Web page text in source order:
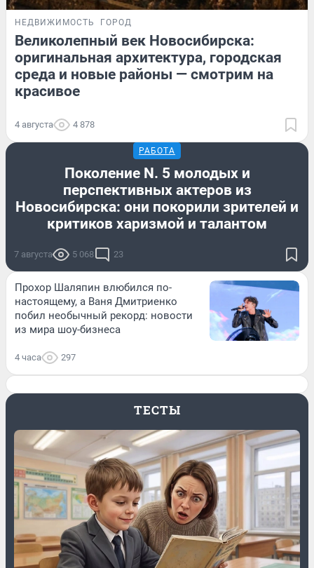
НЕДВИЖИМОСТЬ ГОРОД
Великолепный век Новосибирска:
оригинальная архитектура, городская
среда и новые районы — смотрим на
красивое
4 августа 4 878
РАБОТА
Поколение N. 5 молодых и
перспективных актеров из
Новосибирска: они покорили зрителей и
критиков харизмой и талантом
7 августа 5 068 23
Прохор Шаляпин влюбился по-
настоящему, а Ваня Дмитриенко
побил необычный рекорд: новости
из мира шоу-бизнеса
4 часа 297
ТЕСТЫ